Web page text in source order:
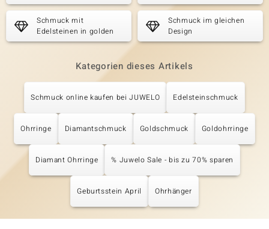
Schmuck mit
Edelsteinen in golden
Schmuck im gleichen
Design
Kategorien dieses Artikels
Schmuck online kaufen bei JUWELO Edelsteinschmuck
Ohrringe Diamantschmuck Goldschmuck Goldohrringe
Diamant Ohrringe % Juwelo Sale - bis zu 70% sparen
Geburtsstein April Ohrhänger